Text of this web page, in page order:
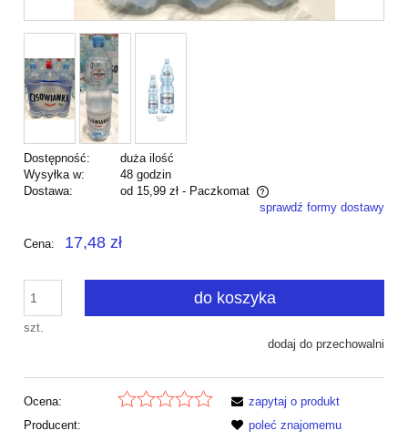
Dostępność:
duża ilość
Wysyłka w:
48 godzin
Dostawa:
od 15,99 zł - Paczkomat
Cena nie zawiera ewentualnych kosztów płatnościsprawdź formy dostawy
Cena: 17,48 zł
szt.
do koszyka
dodaj do przechowalni
Ocena:
Producent:
zapytaj o produkt
poleć znajomemu